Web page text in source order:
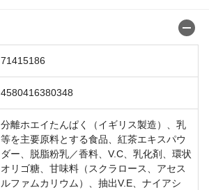
71415186
4580416380348
分離ホエイたんぱく（イギリス製造）、乳
等を主要原料とする食品、紅茶エキスパウ
ダー、脱脂粉乳／香料、V.C、乳化剤、環状
オリゴ糖、甘味料（スクラロース、アセス
ルファムカリウム）、抽出V.E、ナイアシ